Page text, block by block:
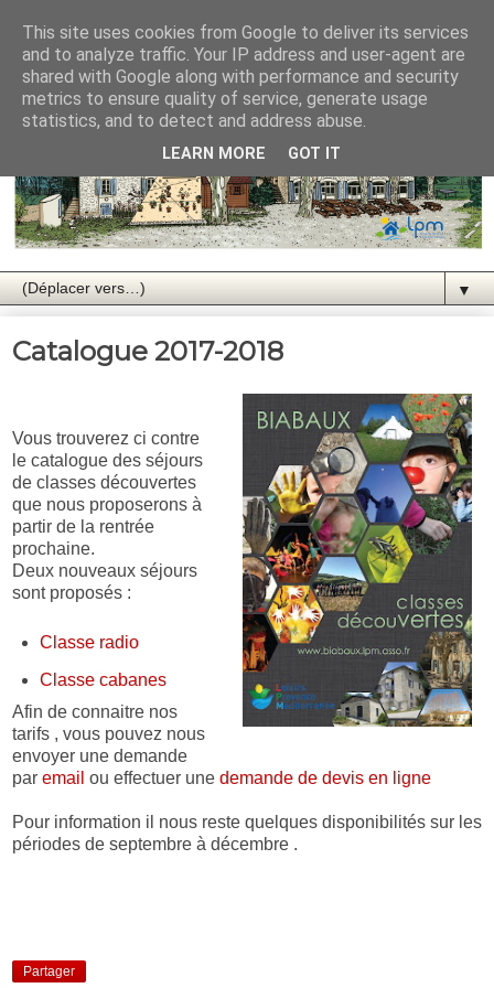
▼
Catalogue 2017-2018
Vous trouverez ci contre
le catalogue des séjours
de classes découvertes
que nous proposerons à
partir de la rentrée
prochaine.
Deux nouveaux séjours
sont proposés :
Classe radio
Classe cabanes
Afin de connaitre nos
tarifs , vous pouvez nous
envoyer une demande
par email ou effectuer une demande de devis en ligne
Pour information il nous reste quelques disponibilités sur les
périodes de septembre à décembre .
Partager
This site uses cookies from Google to deliver its services
and to analyze traffic. Your IP address and user-agent are
shared with Google along with performance and security
metrics to ensure quality of service, generate usage
statistics, and to detect and address abuse.
LEARN MORE GOT IT